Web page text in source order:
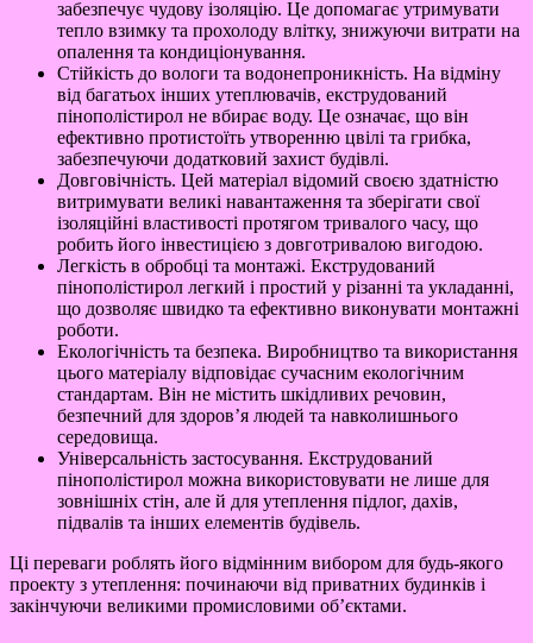
забезпечує чудову ізоляцію. Це допомагає утримувати
тепло взимку та прохолоду влітку, знижуючи витрати на
опалення та кондиціонування.
Стійкість до вологи та водонепроникність. На відміну
від багатьох інших утеплювачів, екструдований
пінополістирол не вбирає воду. Це означає, що він
ефективно протистоїть утворенню цвілі та грибка,
забезпечуючи додатковий захист будівлі.
Довговічність. Цей матеріал відомий своєю здатністю
витримувати великі навантаження та зберігати свої
ізоляційні властивості протягом тривалого часу, що
робить його інвестицією з довготривалою вигодою.
Легкість в обробці та монтажі. Екструдований
пінополістирол легкий і простий у різанні та укладанні,
що дозволяє швидко та ефективно виконувати монтажні
роботи.
Екологічність та безпека. Виробництво та використання
цього матеріалу відповідає сучасним екологічним
стандартам. Він не містить шкідливих речовин,
безпечний для здоров’я людей та навколишнього
середовища.
Універсальність застосування. Екструдований
пінополістирол можна використовувати не лише для
зовнішніх стін, але й для утеплення підлог, дахів,
підвалів та інших елементів будівель.
Ці переваги роблять його відмінним вибором для будь-якого
проекту з утеплення: починаючи від приватних будинків і
закінчуючи великими промисловими об’єктами.